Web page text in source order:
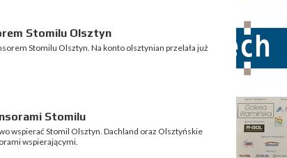
Stomilu Olsztyn
Stomilu Olsztyn. Na konto olsztynian przelała już
Stomilu
wspierać Stomil Olsztyn. Dachland oraz Olsztyńskie
wspierającymi.